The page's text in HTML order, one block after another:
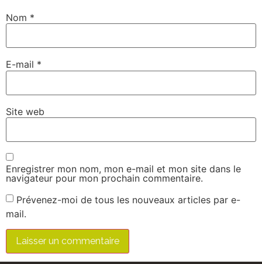
Nom *
E-mail *
Site web
Enregistrer mon nom, mon e-mail et mon site dans le
navigateur pour mon prochain commentaire.
Prévenez-moi de tous les nouveaux articles par e-
mail.